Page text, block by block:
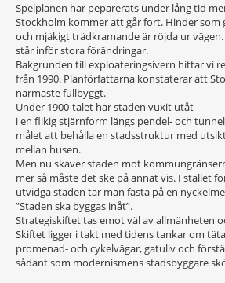
Spelplanen har peparerats under lång tid
Stockholm kommer att går fort. Hinder
och mjäkigt trädkramande är röjda ur
står inför stora förändringar.
Bakgrunden till exploateringsivern hittar vi
från 1990. Planförfattarna konstaterar att
närmaste fullbyggt.
Under 1900-talet har staden vuxit utåt
i en flikig stjärnform längs pendel- och
målet att behålla en stadsstruktur med
mellan husen.
Men nu skaver staden mot
mer så måste det ske på annat vis. I stället
utvidga staden tar man fasta på en
”Staden ska byggas inåt”.
Strategiskiftet tas emot väl av allmänheten
Skiftet ligger i takt med tidens tankar om
promenad- och cykelvägar, gatuliv och
sådant som modernismens stadsbyggare